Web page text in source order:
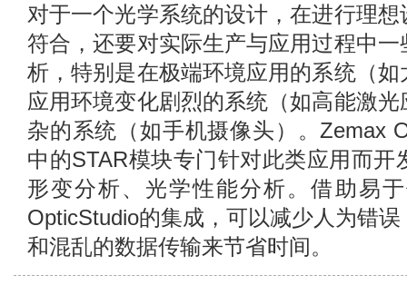
对于一个光学系统的设计，在进行理
符合，还要对实际生产与应用过程中
析，特别是在极端环境应用的系统（
应用环境变化剧烈的系统（如高能激
杂的系统（如手机摄像头）。Zemax
中的STAR模块专门针对此类应用而
形变分析、光学性能分析。借助易
OpticStudio的集成，可以减少人为错
和混乱的数据传输来节省时间。